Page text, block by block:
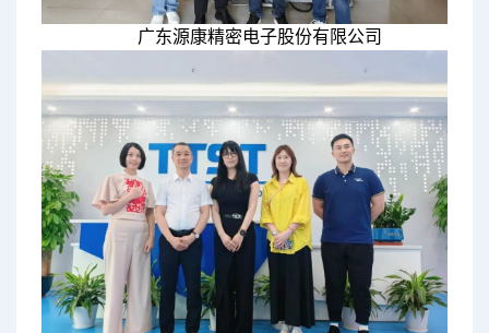
广东源康精密电子股份有限公司